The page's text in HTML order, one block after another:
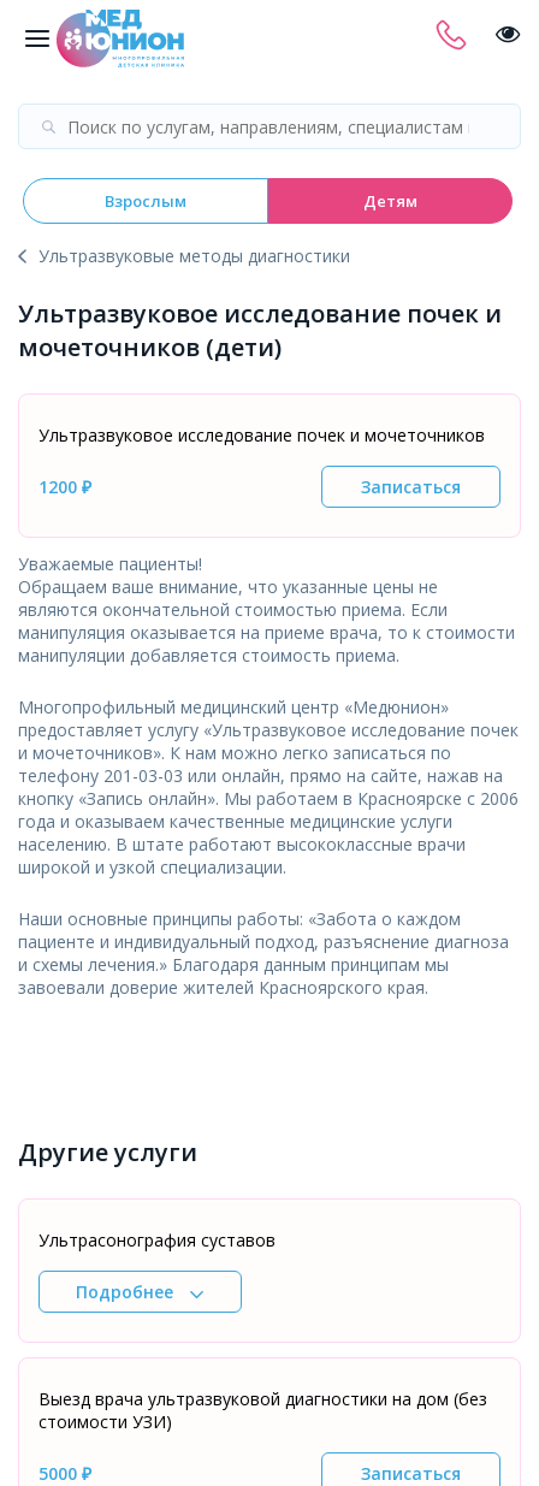
Взрослым Детям
Ультразвуковые методы диагностики
Ультразвуковое исследование почек и
мочеточников (дети)
Ультразвуковое исследование почек и мочеточников
1200 ₽ Записаться
Уважаемые пациенты!
Обращаем ваше внимание, что указанные цены не
являются окончательной стоимостью приема. Если
манипуляция оказывается на приеме врача, то к стоимости
манипуляции добавляется стоимость приема.
Многопрофильный медицинский центр «Медюнион»
предоставляет услугу «Ультразвуковое исследование почек
и мочеточников». К нам можно легко записаться по
телефону 201-03-03 или онлайн, прямо на сайте, нажав на
кнопку «Запись онлайн». Мы работаем в Красноярске с 2006
года и оказываем качественные медицинские услуги
населению. В штате работают высококлассные врачи
широкой и узкой специализации.
Наши основные принципы работы: «Забота о каждом
пациенте и индивидуальный подход, разъяснение диагноза
и схемы лечения.» Благодаря данным принципам мы
завоевали доверие жителей Красноярского края.
Другие услуги
Ультрасонография суставов
Подробнее
Выезд врача ультразвуковой диагностики на дом (без
стоимости УЗИ)
5000 ₽ Записаться